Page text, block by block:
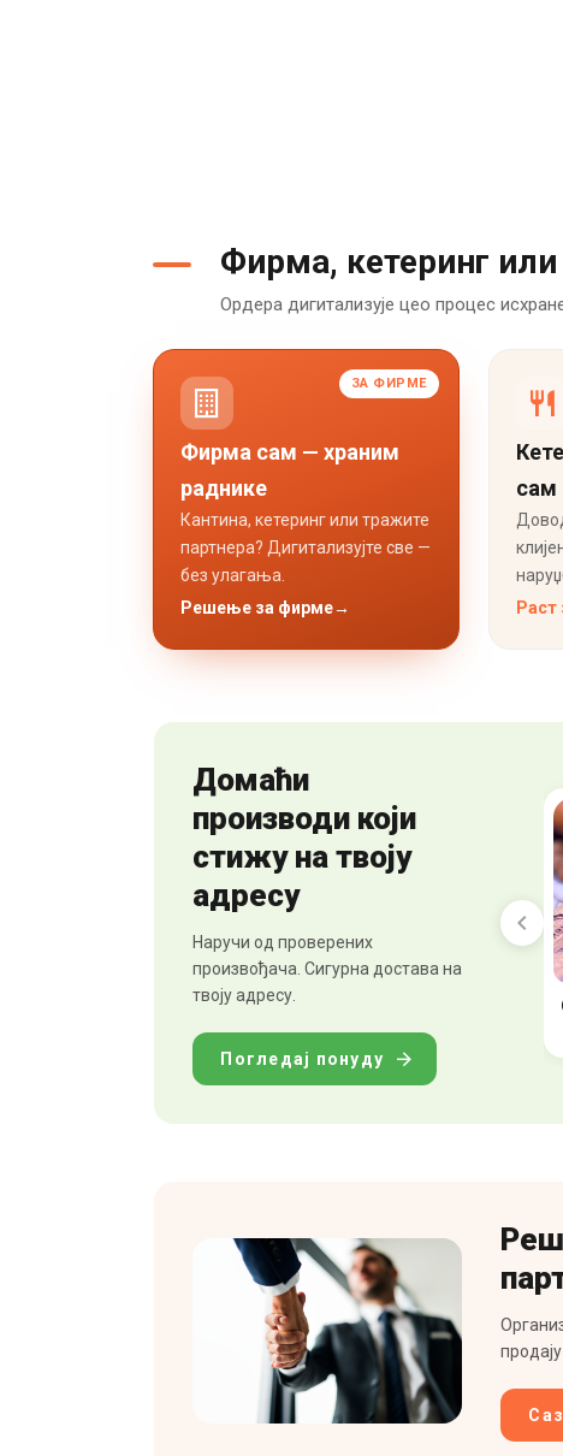
Фирма, кетеринг или
Ордера дигитализује цео процес
ЗА ФИРМЕ
Фирма сам — храним
раднике
Кантина, кетеринг или тражите
партнера? Дигитализујте све —
без улагања.
Решење за фирме→
сам
Раст
Домаћи
производи који
стижу на твоју
адресу
Наручи од проверених
произвођача. Сигурна достава на
твоју адресу.
Погледај понуду